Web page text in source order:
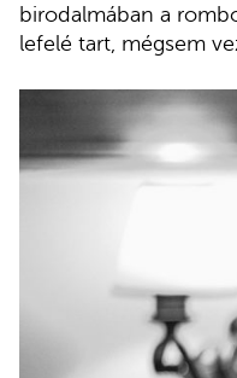
birodalmában a
lefelé tart, mégsem